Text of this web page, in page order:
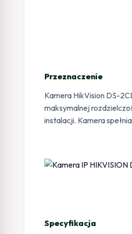
Przeznaczenie
Kamera HikVision DS-
maksymalnej
instalacji. Kamera
Specyfikacja